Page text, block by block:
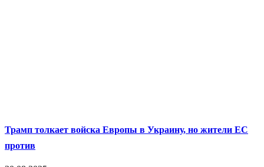
Трамп толкает войска Европы в Украину, но жители ЕС
против